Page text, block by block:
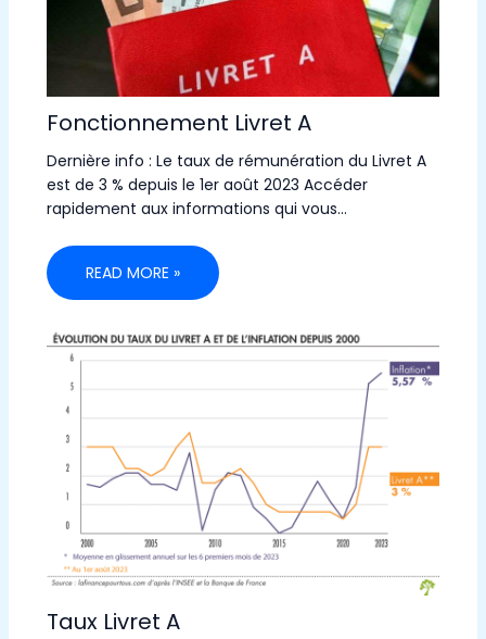
Fonctionnement Livret A
Dernière info : Le taux de rémunération du Livret A
est de 3 % depuis le 1er août 2023 Accéder
rapidement aux informations qui vous…
READ MORE »
Taux Livret A